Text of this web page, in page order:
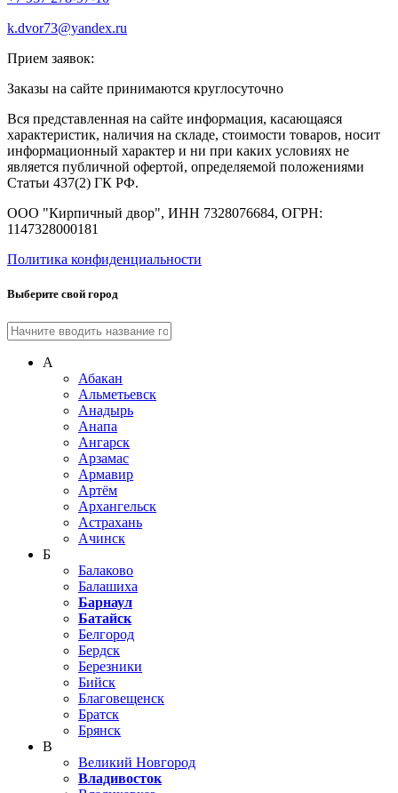
k.dvor73@yandex.ru
Прием заявок:
Заказы на сайте принимаются круглосуточно
Вся представленная на сайте информация, касающаяся
характеристик, наличия на складе, стоимости товаров, носит
информационный характер и ни при каких условиях не
является публичной офертой, определяемой положениями
Статьи 437(2) ГК РФ.
ООО "Кирпичный двор", ИНН 7328076684, ОГРН:
1147328000181
Политика конфиденциальности
Выберите свой город
А
Абакан
Альметьевск
Анадырь
Анапа
Ангарск
Арзамас
Армавир
Артём
Архангельск
Астрахань
Ачинск
Б
Балаково
Балашиха
Барнаул
Батайск
Белгород
Бердск
Березники
Бийск
Благовещенск
Братск
Брянск
В
Великий Новгород
Владивосток